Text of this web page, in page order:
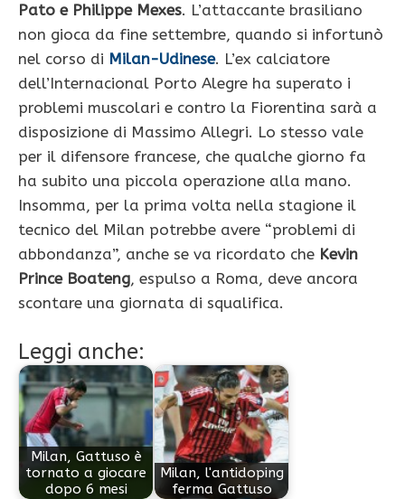
Pato e Philippe Mexes. L’attaccante brasiliano
non gioca da fine settembre, quando si infortunò
nel corso di Milan-Udinese. L’ex calciatore
dell’Internacional Porto Alegre ha superato i
problemi muscolari e contro la Fiorentina sarà a
disposizione di Massimo Allegri. Lo stesso vale
per il difensore francese, che qualche giorno fa
ha subito una piccola operazione alla mano.
Insomma, per la prima volta nella stagione il
tecnico del Milan potrebbe avere “problemi di
abbondanza”, anche se va ricordato che Kevin
Prince Boateng, espulso a Roma, deve ancora
scontare una giornata di squalifica.
Leggi anche:
Milan, Gattuso è
tornato a giocare
dopo 6 mesi
Milan, l'antidoping
ferma Gattuso